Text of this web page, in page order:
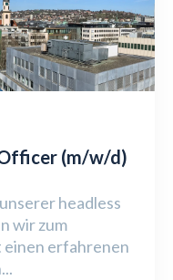
(m/w/d)
headless
wir zum
erfahrenen